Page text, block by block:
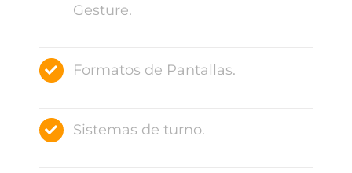
Gesture.
Formatos de Pantallas.
Sistemas de turno.